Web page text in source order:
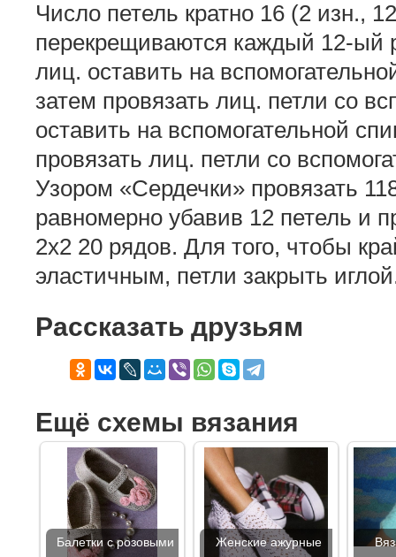
Число петель кратно 16 (2 изн.,
перекрещиваются каждый 12-ый
лиц. оставить на
затем провязать лиц. петли со
оставить на вспомогательной
провязать лиц. петли со
Узором «Сердечки» провязать
равномерно убавив 12 петель и
2х2 20 рядов. Для того, чтобы
эластичным, петли закрыть
Рассказать друзьям
Ещё схемы вязания
Балетки с розовыми
Женские ажурные